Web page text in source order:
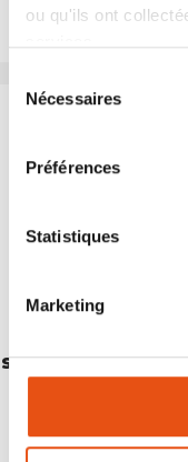
ou qu'ils ont
Nécessaires
Préférences
Statistiques
Marketing
STICK ULTAR (PAIR)